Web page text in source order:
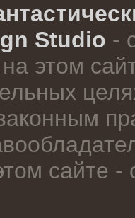
Studio -
этом
сайте